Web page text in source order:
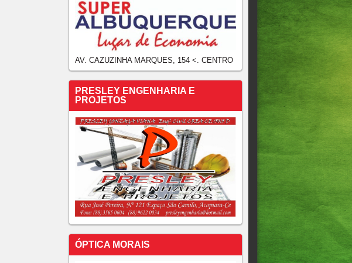
AV. CAZUZINHA MARQUES, 154 <. CENTRO
PRESLEY ENGENHARIA E
PROJETOS
ÓPTICA MORAIS